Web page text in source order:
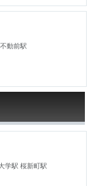
動前駅
学駅 桜新町駅